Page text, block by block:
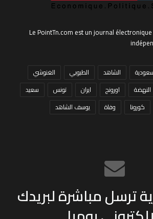
Le PointTn.com est un journal
الشاهد الطبوبي
الغنوشي
النهضة اورونج ايران تونس
سعيد
كورونا وفاة يوسف الشاهد
ترسل مباشرة لبريدك